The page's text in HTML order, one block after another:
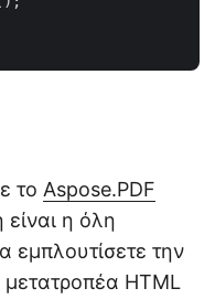
το Aspose.PDF
η όλη
εμπλουτίσετε την
HTML